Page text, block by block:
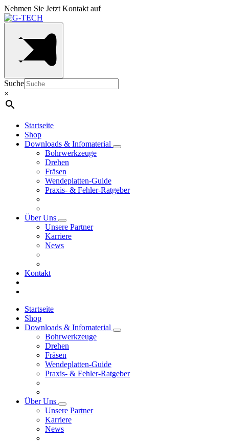
Nehmen Sie Jetzt Kontakt auf
Suche
×
Startseite
Shop
Downloads & Infomaterial
Bohrwerkzeuge
Drehen
Fräsen
Wendeplatten-Guide
Praxis- & Fehler-Ratgeber
Über Uns
Unsere Partner
Karriere
News
Kontakt
Startseite
Shop
Downloads & Infomaterial
Bohrwerkzeuge
Drehen
Fräsen
Wendeplatten-Guide
Praxis- & Fehler-Ratgeber
Über Uns
Unsere Partner
Karriere
News